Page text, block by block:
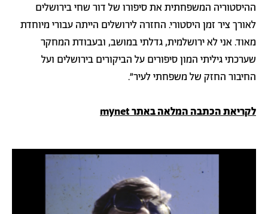
ההיסטוריה המשפחתית את סיפורו של דור שחי בירושלים
לאורך ציר זמן היסטורי. החזרה לירושלים הייתה עבורי מיוחדת
מאוד. אני לא ירושלמית, גדלתי במושב, ובעבודת המחקר
שערכתי גיליתי המון סיפורים על הביקורים בירושלים ועל
החיבור החזק של משפחתי לעיר".
לקריאת הכתבה המלאה באתר mynet